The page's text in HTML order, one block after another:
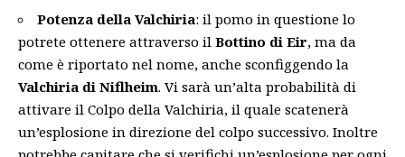
Potenza della Valchiria: il pomo in questione lo
potrete ottenere attraverso il Bottino di Eir, ma da
come è riportato nel nome, anche sconfiggendo la
Valchiria di Niflheim. Vi sarà un’alta probabilità di
attivare il Colpo della Valchiria, il quale scatenerà
un’esplosione in direzione del colpo successivo. Inoltre